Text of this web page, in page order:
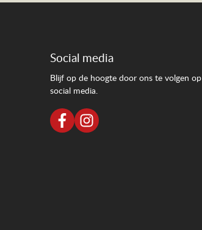
Social media
Blijf op de hoogte door ons te volgen op
social media.